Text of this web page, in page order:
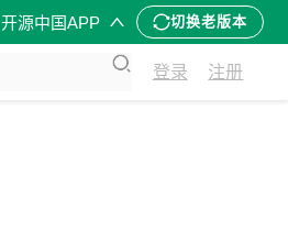
开源中国APP 切换老版本
登录 注册